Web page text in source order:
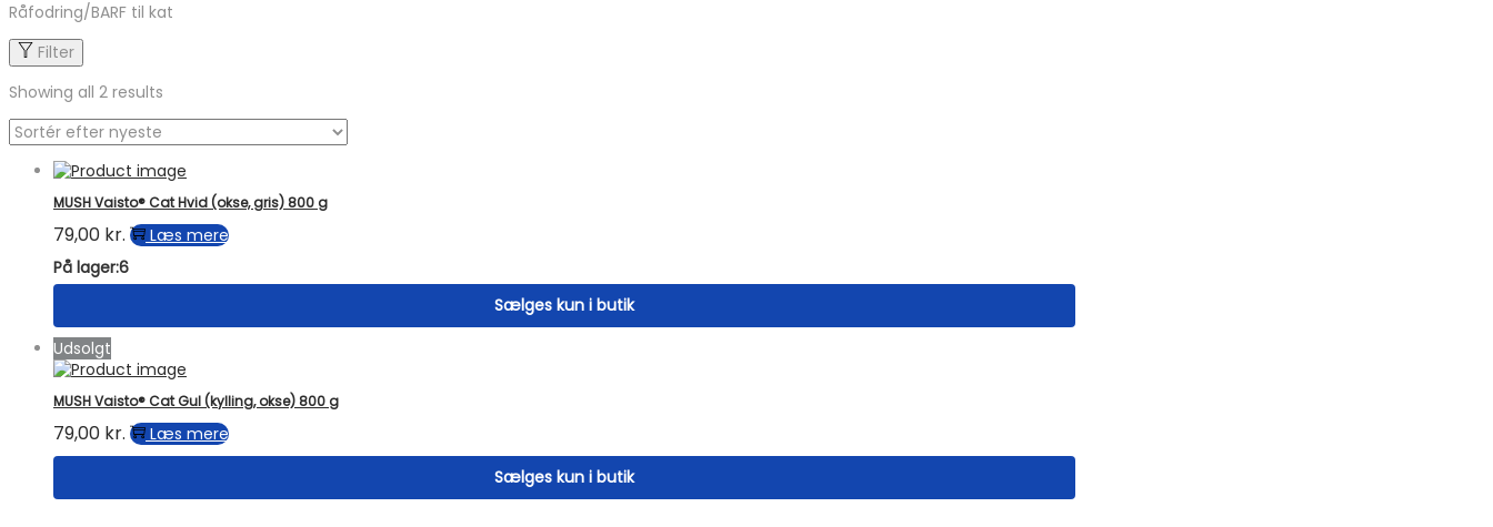
Råfodring/BARF til kat
Filter
Showing all 2 results
MUSH Vaisto® Cat Hvid (okse, gris) 800 g
79,00 kr.
Læs mere
På lager:6
Sælges kun i butik
Udsolgt
MUSH Vaisto® Cat Gul (kylling, okse) 800 g
79,00 kr.
Læs mere
Sælges kun i butik